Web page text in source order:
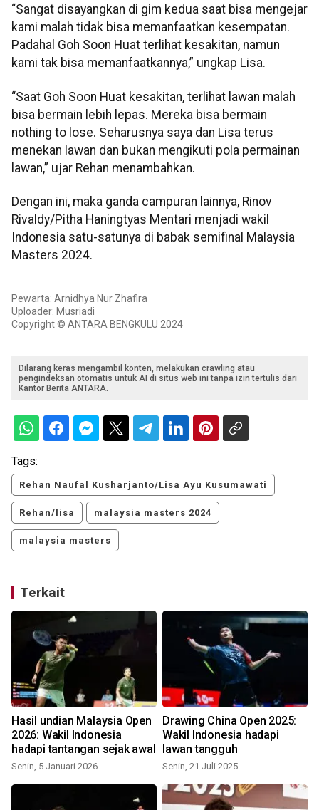
“Sangat disayangkan di gim kedua saat bisa mengejar
kami malah tidak bisa memanfaatkan kesempatan.
Padahal Goh Soon Huat terlihat kesakitan, namun
kami tak bisa memanfaatkannya,” ungkap Lisa.
“Saat Goh Soon Huat kesakitan, terlihat lawan malah
bisa bermain lebih lepas. Mereka bisa bermain
nothing to lose. Seharusnya saya dan Lisa terus
menekan lawan dan bukan mengikuti pola permainan
lawan,” ujar Rehan menambahkan.
Dengan ini, maka ganda campuran lainnya, Rinov
Rivaldy/Pitha Haningtyas Mentari menjadi wakil
Indonesia satu-satunya di babak semifinal Malaysia
Masters 2024.
Pewarta: Arnidhya Nur Zhafira
Uploader: Musriadi
Copyright © ANTARA BENGKULU 2024
Dilarang keras mengambil konten, melakukan crawling atau
pengindeksan otomatis untuk AI di situs web ini tanpa izin tertulis dari
Kantor Berita ANTARA.
Tags:
Rehan Naufal Kusharjanto/Lisa Ayu Kusumawati
Rehan/lisa malaysia masters 2024
malaysia masters
Terkait
Hasil undian Malaysia Open
2026: Wakil Indonesia
hadapi tantangan sejak awal
Senin, 5 Januari 2026
Drawing China Open 2025:
Wakil Indonesia hadapi
lawan tangguh
Senin, 21 Juli 2025